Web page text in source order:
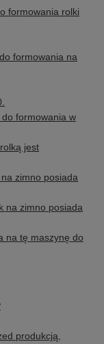
formowania rolki
formowania na
formowania w
jest
zimno posiada
na zimno posiada
na tę maszynę do
produkcją,